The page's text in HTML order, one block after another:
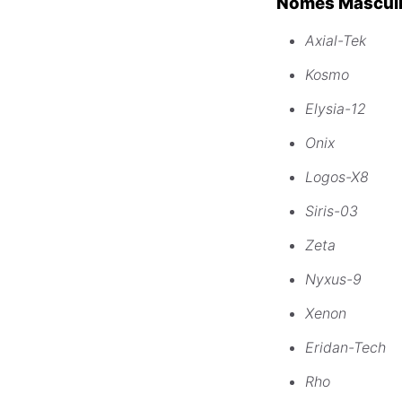
Axial-Tek
Kosmo
Elysia-12
Onix
Logos-X8
Siris-03
Zeta
Nyxus-9
Xenon
Eridan-Tech
Rho